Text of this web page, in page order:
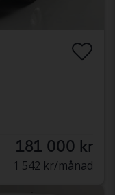
181 000 kr
1 542 kr/månad